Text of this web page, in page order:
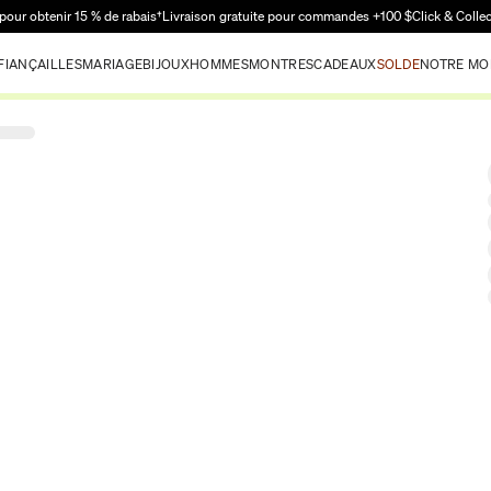
Passer au contenu principal
obtenir 15 % de rabais†Livraison gratuite pour commandes +100 $Click &
MARIAGEBIJOUXHOMMESMONTRESCADEAUXSOLDENOTRE